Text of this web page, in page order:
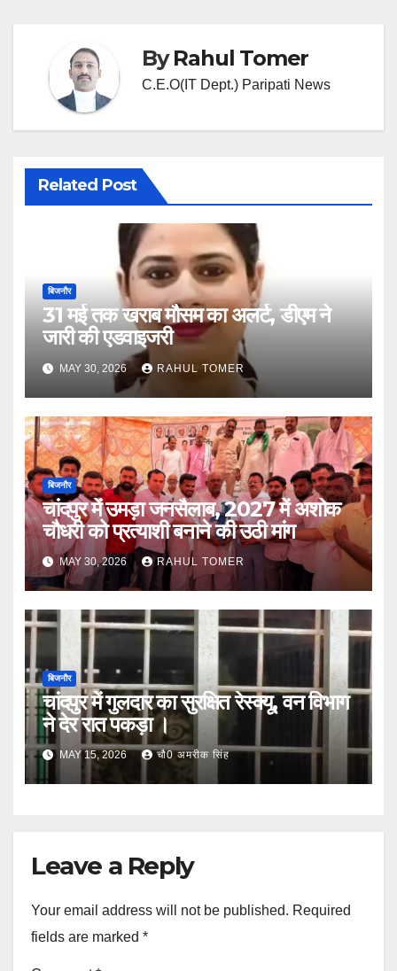
ByRahul Tomer
C.E.O(IT Dept.) Paripati News
Related Post
बिजनौर
31 मई तक खराब मौसम का अलर्ट, डीएम ने
जारी की एडवाइजरी
MAY 30, 2026 RAHUL TOMER
बिजनौर
चांदपुर में उमड़ा जनसैलाब, 2027 में अशोक
चौधरी को प्रत्याशी बनाने की उठी मांग
MAY 30, 2026 RAHUL TOMER
बिजनौर
चांदपुर में गुलदार का सुरक्षित रेस्क्यू, वन विभाग
ने देर रात पकड़ा ।
MAY 15, 2026 चौ0 अमरीक सिंह
Leave a Reply
Your email address will not be published. Required
fields are marked *